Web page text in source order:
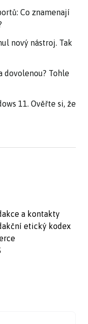
Co znamenají
nový nástroj. Tak
dovolenou? Tohle
11. Ověřte si, že
a kontakty
etický kodex